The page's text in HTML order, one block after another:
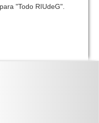
"Todo RIUdeG".